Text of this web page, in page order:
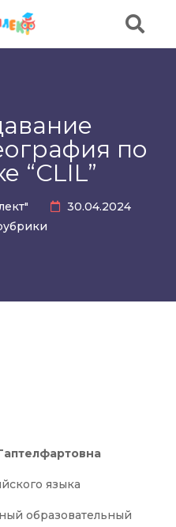
по
“CLIL”
30.04.2024
языка
образовательный